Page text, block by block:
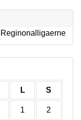
L S
1 2